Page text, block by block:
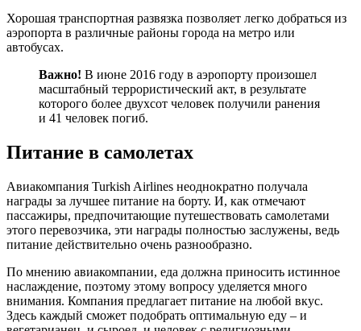
Хорошая транспортная развязка позволяет легко добраться из
аэропорта в различные районы города на метро или
автобусах.
Важно! В июне 2016 году в аэропорту произошел
масштабный террористический акт, в результате
которого более двухсот человек получили ранения
и 41 человек погиб.
Питание в самолетах
Авиакомпания Turkish Airlines неоднократно получала
награды за лучшее питание на борту. И, как отмечают
пассажиры, предпочитающие путешествовать самолетами
этого перевозчика, эти награды полностью заслужены, ведь
питание действительно очень разнообразно.
По мнению авиакомпании, еда должна приносить истинное
наслаждение, поэтому этому вопросу уделяется много
внимания. Компания предлагает питание на любой вкус.
Здесь каждый сможет подобрать оптимальную еду – и